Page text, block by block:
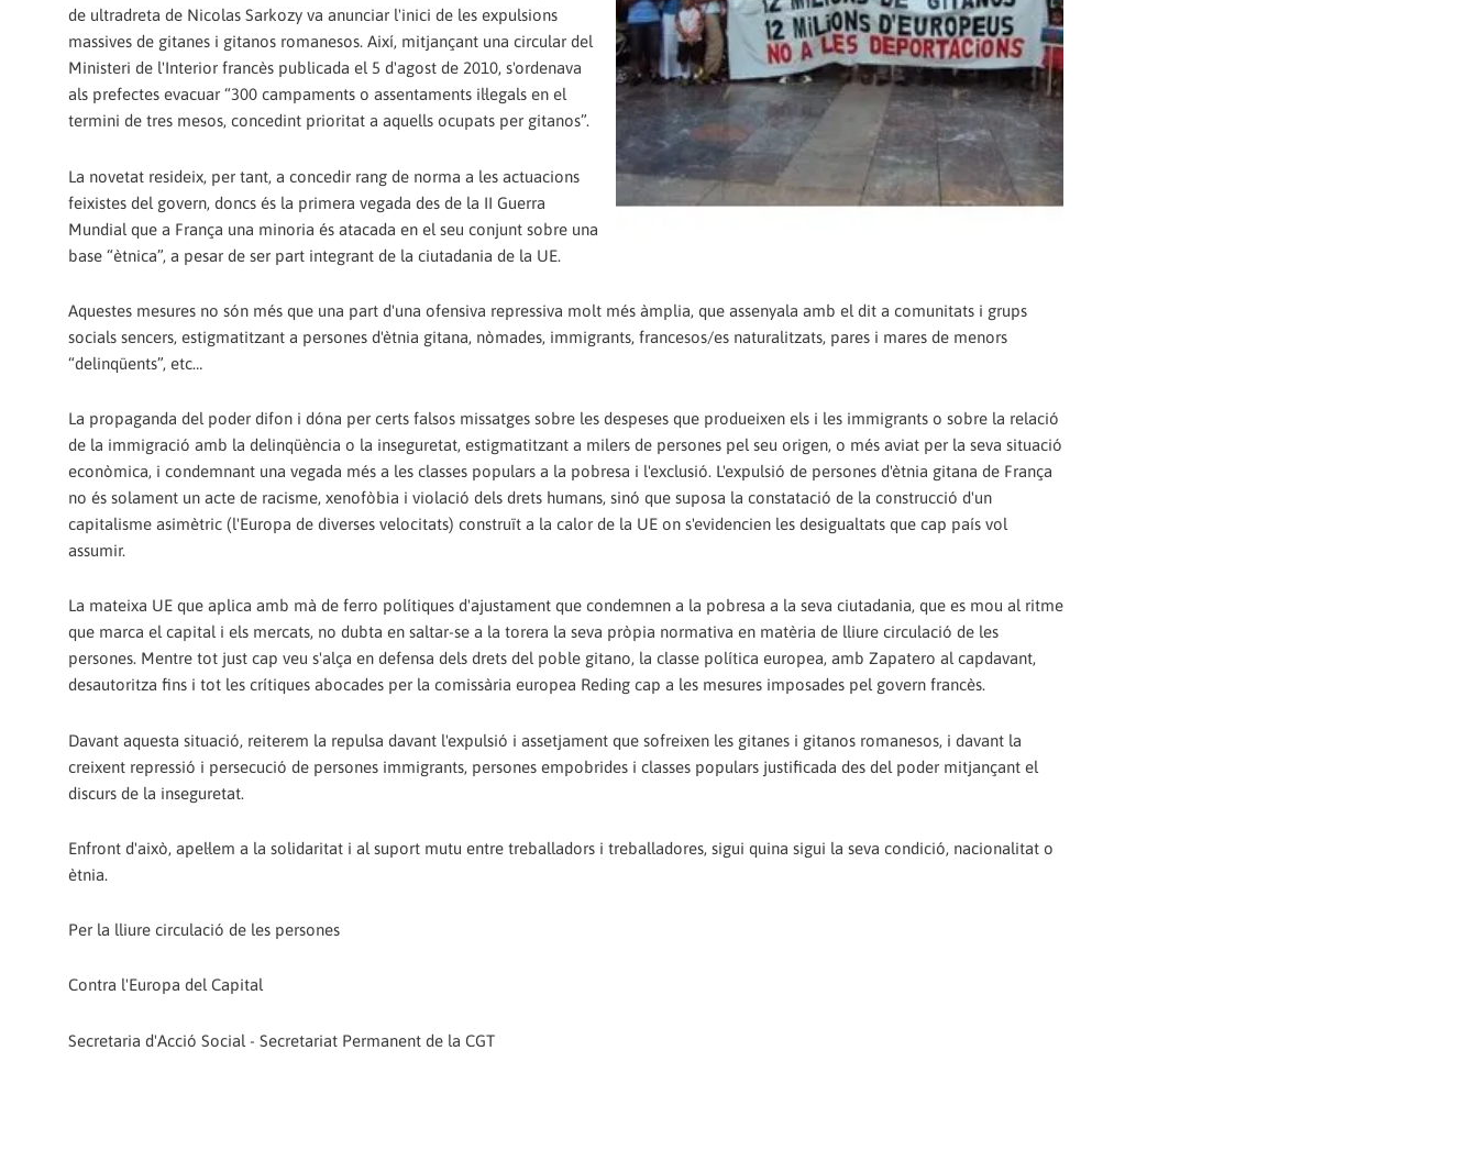
de ultradreta de Nicolas Sarkozy va anunciar l'inici de les expulsions
massives de gitanes i gitanos romanesos. Així, mitjançant una circular del
Ministeri de l'Interior francès publicada el 5 d'agost de 2010, s'ordenava
als prefectes evacuar “300 campaments o assentaments il·legals en el
termini de tres mesos, concedint prioritat a aquells ocupats per gitanos”.
La novetat resideix, per tant, a concedir rang de norma a les actuacions
feixistes del govern, doncs és la primera vegada des de la II Guerra
Mundial que a França una minoria és atacada en el seu conjunt sobre una
base “ètnica”, a pesar de ser part integrant de la ciutadania de la UE.
Aquestes mesures no són més que una part d'una ofensiva repressiva molt més àmplia, que assenyala amb el dit a comunitats i grups
socials sencers, estigmatitzant a persones d'ètnia gitana, nòmades, immigrants, francesos/es naturalitzats, pares i mares de menors
“delinqüents”, etc…
La propaganda del poder difon i dóna per certs falsos missatges sobre les despeses que produeixen els i les immigrants o sobre la relació
de la immigració amb la delinqüència o la inseguretat, estigmatitzant a milers de persones pel seu origen, o més aviat per la seva situació
econòmica, i condemnant una vegada més a les classes populars a la pobresa i l'exclusió. L'expulsió de persones d'ètnia gitana de França
no és solament un acte de racisme, xenofòbia i violació dels drets humans, sinó que suposa la constatació de la construcció d'un
capitalisme asimètric (l'Europa de diverses velocitats) construït a la calor de la UE on s'evidencien les desigualtats que cap país vol
assumir.
La mateixa UE que aplica amb mà de ferro polítiques d'ajustament que condemnen a la pobresa a la seva ciutadania, que es mou al ritme
que marca el capital i els mercats, no dubta en saltar-se a la torera la seva pròpia normativa en matèria de lliure circulació de les
persones. Mentre tot just cap veu s'alça en defensa dels drets del poble gitano, la classe política europea, amb Zapatero al capdavant,
desautoritza fins i tot les crítiques abocades per la comissària europea Reding cap a les mesures imposades pel govern francès.
Davant aquesta situació, reiterem la repulsa davant l'expulsió i assetjament que sofreixen les gitanes i gitanos romanesos, i davant la
creixent repressió i persecució de persones immigrants, persones empobrides i classes populars justificada des del poder mitjançant el
discurs de la inseguretat.
Enfront d'això, apel·lem a la solidaritat i al suport mutu entre treballadors i treballadores, sigui quina sigui la seva condició, nacionalitat o
ètnia.
Per la lliure circulació de les persones
Contra l'Europa del Capital
Secretaria d'Acció Social - Secretariat Permanent de la CGT